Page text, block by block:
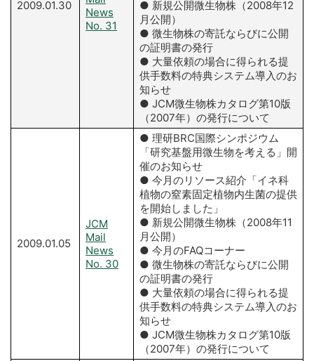
2009.01.30
News
No. 31
● 新規公開微生物株（2008年12
月公開）
● 微生物株の寄託ならびに公開
の証明書の発行
● 大量依頼の場合に得られる提
供手数料の特典システム導入のお
知らせ
● JCM微生物株カタログ第10版
（2007年）の発行について
2009.01.05
JCM
Mail
News
No. 30
● 理研BRC国際シンポジウム
「研究基盤用微生物を考える」開
催のお知らせ
● 今月のリソース紹介「イネ科
植物の窒素固定植物内生菌の提供
を開始しました」
● 新規公開微生物株（2008年11
月公開）
● 今月のFAQコーナー
● 微生物株の寄託ならびに公開
の証明書の発行
● 大量依頼の場合に得られる提
供手数料の特典システム導入のお
知らせ
● JCM微生物株カタログ第10版
（2007年）の発行について